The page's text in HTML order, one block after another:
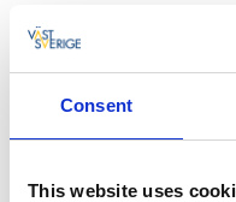
Consent
This website uses
Tumleberg,